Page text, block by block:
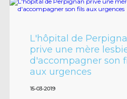
L'hôpital de
prive une mère
d'accompagner son
aux urgences
15-03-2019